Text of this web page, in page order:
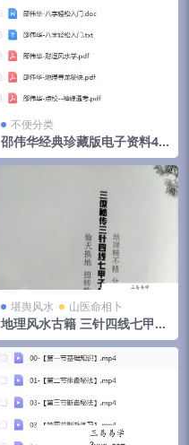
不便分类
邵伟华经典珍藏版电子资料42
部
堪舆风水 山医命相卜
地理风水古籍 三针四线七甲子
分金线法（上下册全）